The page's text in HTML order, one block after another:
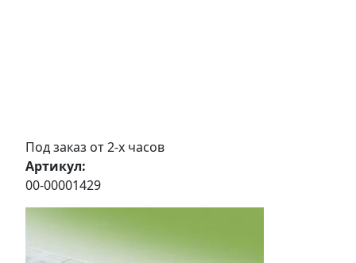
Под заказ от 2-х часов
Артикул:
00-00001429